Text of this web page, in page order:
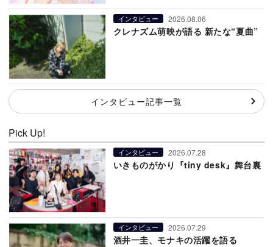
インタビュー 2026.08.06
クレナズム萌映が語る 新たな“夏曲”
インタビュー記事一覧
Pick Up!
インタビュー 2026.07.28
いきものがかり『tiny desk』舞台裏
インタビュー 2026.07.29
酒井一圭、モナキの活躍を語る